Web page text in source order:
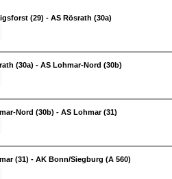
(29) - AS Rösrath (30a)
(30a) - AS Lohmar-Nord (30b)
Nord (30b) - AS Lohmar (31)
(31) - AK Bonn/Siegburg (A 560)